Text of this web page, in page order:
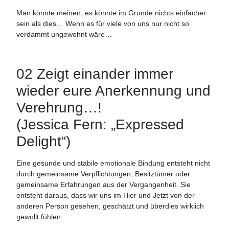
Man könnte meinen, es könnte im Grunde nichts einfacher
sein als dies… Wenn es für viele von uns nur nicht so
verdammt ungewohnt wäre…
02 Zeigt einander immer
wieder eure Anerkennung und
Verehrung…!
(Jessica Fern: „Expressed
Delight“)
Eine gesunde und stabile emotionale Bindung entsteht nicht
durch gemeinsame Verpflichtungen, Besitztümer oder
gemeinsame Erfahrungen aus der Vergangenheit. Sie
entsteht daraus, dass wir uns im Hier und Jetzt von der
anderen Person gesehen, geschätzt und überdies wirklich
gewollt fühlen…